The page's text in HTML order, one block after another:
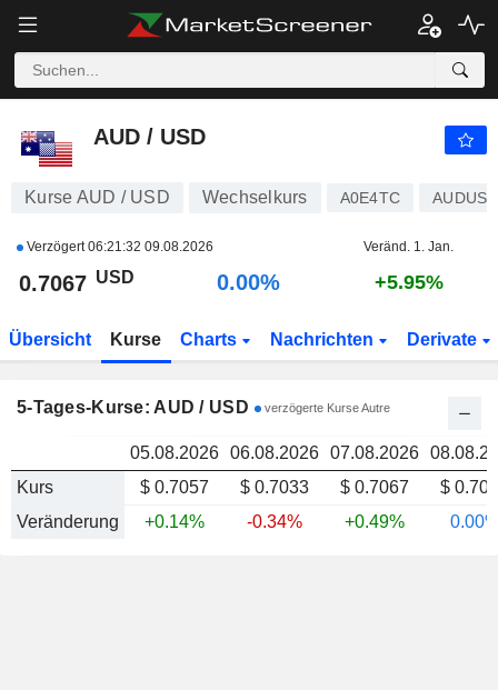
AUD / USD
AUD / USD
Kurse AUD / USD Wechselkurs A0E4TC AUDUSD
Verzögert06:21:32 09.08.2026 Veränd. 1. Jan.
0.7067 USD 0.00% +5.95%
Übersicht Kurse Charts Nachrichten Derivate
5-Tages-Kurse: AUD / USD verzögerte Kurse Autre
05.08.2026 06.08.2026 07.08.2026
Kurs
$ 0.7057 $ 0.7033 $ 0.7067
$
Veränderung
+0.14% -0.34% +0.49%